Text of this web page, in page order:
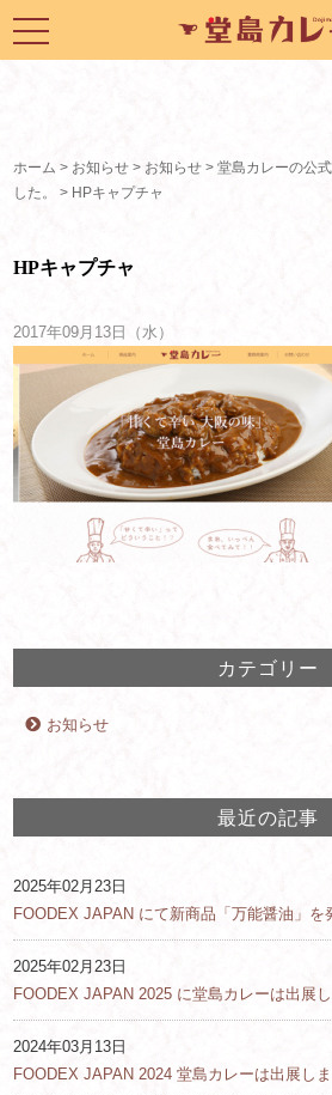
toggle
navigation
ホーム > お知らせ > お知らせ >堂島カレーの公
した。
> HPキャプチャ
HPキャプチャ
2017年09月13日（水）
カテゴリー
お知らせ
最近の記事
2025年02月23日
FOODEX JAPAN にて新商品「万能醤油」を
2025年02月23日
FOODEX JAPAN 2025 に堂島カレーは出展
2024年03月13日
FOODEX JAPAN 2024 堂島カレーは出展しま